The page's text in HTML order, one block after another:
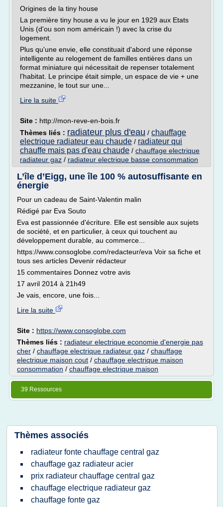
Origines de la tiny house
La première tiny house a vu le jour en 1929 aux Etats
Unis (d'ou son nom américain !) avec la crise du
logement.
Plus qu'une envie, elle constituait d'abord une réponse
intelligente au relogement de familles entières dans un
format miniature qui nécessitait de repenser totalement
l'habitat. Le principe était simple, un espace de vie + une
mezzanine, le tout sur une...
Lire la suite
Site : http://mon-reve-en-bois.fr
Thèmes liés : radiateur plus d'eau / chauffage
electrique radiateur eau chaude / radiateur qui
chauffe mais pas d'eau chaude / chauffage electrique
radiateur gaz / radiateur electrique basse consommation
L’île d’Eigg, une île 100 % autosuffisante en
énergie
Pour un cadeau de Saint-Valentin malin
Rédigé par Eva Souto
Eva est passionnée d'écriture. Elle est sensible aux sujets
de société, et en particulier, à ceux qui touchent au
développement durable, au commerce...
https://www.consoglobe.com/redacteur/eva Voir sa fiche et
tous ses articles Devenir rédacteur
15 commentaires Donnez votre avis
17 avril 2014 à 21h49
Je vais, encore, une fois...
Lire la suite
Site : https://www.consoglobe.com
Thèmes liés : radiateur electrique economie d'energie pas
cher / chauffage electrique radiateur gaz / chauffage
electrique maison cout / chauffage electrique maison
consommation / chauffage electrique maison
39 Ressources
Thèmes associés
radiateur fonte chauffage central gaz
chauffage gaz radiateur acier
prix radiateur chauffage central gaz
chauffage electrique radiateur gaz
chauffage fonte gaz